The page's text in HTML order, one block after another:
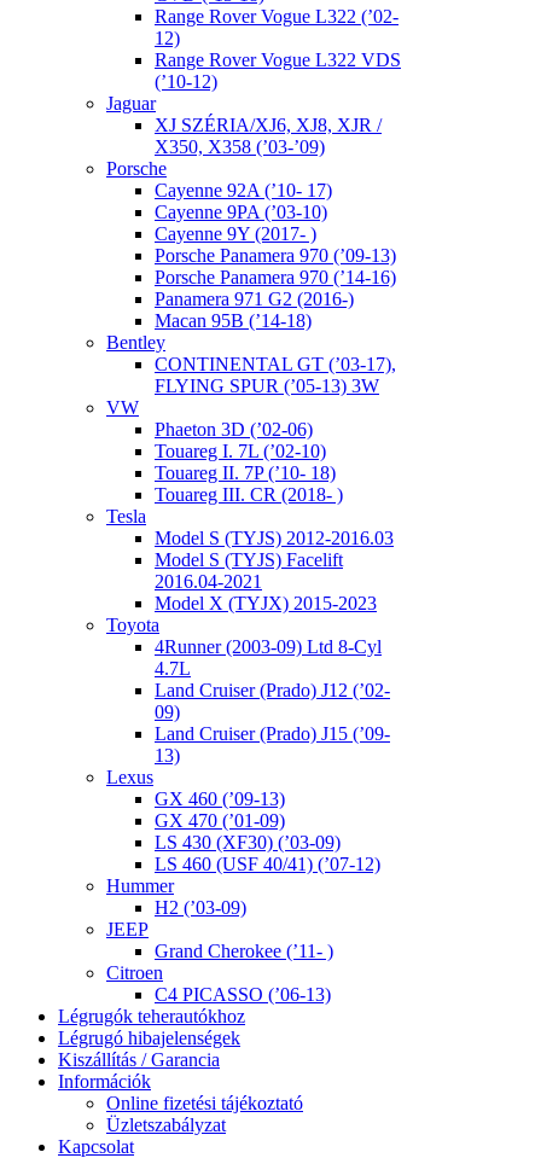
Range Rover Vogue L322 (’02-
12)
Range Rover Vogue L322 VDS
(’10-12)
Jaguar
XJ SZÉRIA/XJ6, XJ8, XJR /
X350, X358 (’03-’09)
Porsche
Cayenne 92A (’10- 17)
Cayenne 9PA (’03-10)
Cayenne 9Y (2017- )
Porsche Panamera 970 (’09-13)
Porsche Panamera 970 (’14-16)
Panamera 971 G2 (2016-)
Macan 95B (’14-18)
Bentley
CONTINENTAL GT (’03-17),
FLYING SPUR (’05-13) 3W
VW
Phaeton 3D (’02-06)
Touareg I. 7L (’02-10)
Touareg II. 7P (’10- 18)
Touareg III. CR (2018- )
Tesla
Model S (TYJS) 2012-2016.03
Model S (TYJS) Facelift
2016.04-2021
Model X (TYJX) 2015-2023
Toyota
4Runner (2003-09) Ltd 8-Cyl
4.7L
Land Cruiser (Prado) J12 (’02-
09)
Land Cruiser (Prado) J15 (’09-
13)
Lexus
GX 460 (’09-13)
GX 470 (’01-09)
LS 430 (XF30) (’03-09)
LS 460 (USF 40/41) (’07-12)
Hummer
H2 (’03-09)
JEEP
Grand Cherokee (’11- )
Citroen
C4 PICASSO (’06-13)
Légrugók teherautókhoz
Légrugó hibajelenségek
Kiszállítás / Garancia
Információk
Online fizetési tájékoztató
Üzletszabályzat
Kapcsolat